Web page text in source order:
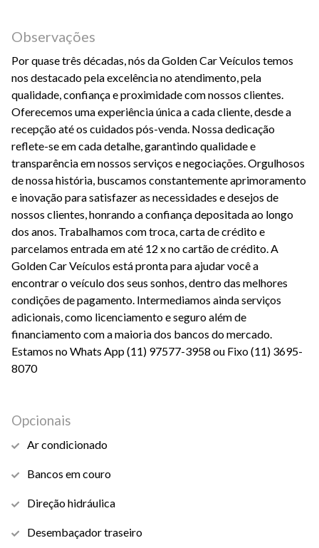
Observações
Por quase três décadas, nós da Golden Car Veículos temos
nos destacado pela excelência no atendimento, pela
qualidade, confiança e proximidade com nossos clientes.
Oferecemos uma experiência única a cada cliente, desde a
recepção até os cuidados pós-venda. Nossa dedicação
reflete-se em cada detalhe, garantindo qualidade e
transparência em nossos serviços e negociações. Orgulhosos
de nossa história, buscamos constantemente aprimoramento
e inovação para satisfazer as necessidades e desejos de
nossos clientes, honrando a confiança depositada ao longo
dos anos. Trabalhamos com troca, carta de crédito e
parcelamos entrada em até 12 x no cartão de crédito. A
Golden Car Veículos está pronta para ajudar você a
encontrar o veículo dos seus sonhos, dentro das melhores
condições de pagamento. Intermediamos ainda serviços
adicionais, como licenciamento e seguro além de
financiamento com a maioria dos bancos do mercado.
Estamos no Whats App (11) 97577-3958 ou Fixo (11) 3695-
8070
Opcionais
Ar condicionado
Bancos em couro
Direção hidráulica
Desembaçador traseiro